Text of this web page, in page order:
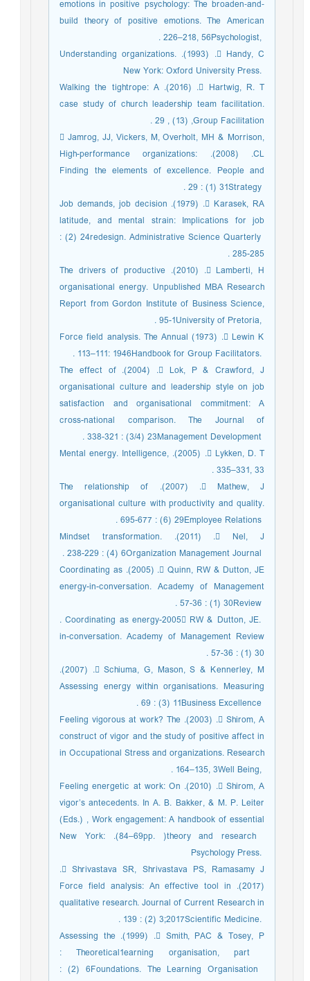
emotions in positive psychology: The ‎broaden‐and‐
build theory of positive emotions. The American
Psychologist, ‎‏56‏‎, ‎‏218‏‎–‎‏226‏‎. ‎
 Handy, C. (‎‏1993‏‎). Understanding organizations.
New York: Oxford University Press. ‎
 Hartwig, R. T. (‎‏2016‏‎). Walking the tightrope: A
case study of church leadership team ‎facilitation.
Group Facilitation, (‎‏13‏‎) , ‎‏29‏‎. ‎
 Jamrog, JJ, Vickers, M, Overholt, MH & Morrison,
CL. (‎‏2008‏‎). High-performance ‎organizations:
Finding the elements of excellence. People and
Strategy ‎‏31‏‎ (‎‏1‏‎) : ‎‏29‏‎. ‎
 Karasek, RA. (‎‏1979‏‎). Job demands, job decision
latitude, and mental strain: Implications ‎for job
redesign. Administrative Science Quarterly ‎‏24‏‎ (‎‏2‏‎) :
 Lamberti, H. (‎‏2010‏‎). The drivers of productive
organisational energy. Unpublished MBA ‎Research
Report from Gordon Institute of Business Science,
University of Pretoria, ‎‏1‏‎-‎‏95‏‎. ‎
 Lewin K. (‎‏1973‏‎) Force field analysis. The Annual
Handbook for Group Facilitators. ‎‏1946‏‎: ‎‏111‏‎–‎‏113‏‎. ‎
 Lok, P & Crawford, J. (‎‏2004‏‎). The effect of
organisational culture and leadership style on ‎job
satisfaction and organisational commitment: A
cross-national comparison. The ‎Journal of
Management Development ‎‏23‏‎ (‎‏3/4‏‎) : ‎‏321‏‎-‎‏338‏‎. ‎
 Lykken, D. T. (‎‏2005‏‎). Mental energy. Intelligence,
 Mathew, J. (‎‏2007‏‎). The relationship of
organisational culture with productivity and ‎quality.
Employee Relations ‎‏29‏‎ (‎‏6‏‎) : ‎‏677‏‎-‎‏695‏‎. ‎
 Nel, J. (‎‏2011‏‎). Mindset transformation.
Organization Management Journal ‎‏6‏‎ (‎‏4‏‎) : ‎‏229‏‎-‎‏238‏‎. ‎
 Quinn, RW & Dutton, JE. (‎‏2005‏‎). Coordinating as
energy-in-conversation. Academy of ‎Management
Review ‎‏30‏‎ (‎‏1‏‎) : ‎‏36‏‎-‎‏57‏‎. ‎
 RW & Dutton, JE. ‎‏2005‏‎. Coordinating as energy-
in-conversation. Academy of ‎Management Review
 Schiuma, G, Mason, S & Kennerley, M. (‎‏2007‏‎).
Assessing energy within organisations. ‎Measuring
Business Excellence ‎‏11‏‎ (‎‏3‏‎) : ‎‏69‏‎. ‎
 Shirom, A. (‎‏2003‏‎). Feeling vigorous at work? The
construct of vigor and the study of ‎positive affect in
organizations. Research‏ ‏in Occupational Stress and
Well Being, ‎‏3‏‎, ‎‏135‏‎–‎‏164‏‎. ‎
 Shirom, A. (‎‏2010‏‎). Feeling energetic at work: On
vigor’s antecedents. In A. B. Bakker, ‎& M. P. Leiter
(Eds.) , Work engagement: A handbook of essential
theory and research ‎‎(pp. ‎‏69‏‎–‎‏84‏‎). New York:
Psychology Press. ‎
 Shrivastava SR, Shrivastava PS, Ramasamy J.
(‎‏2017‏‎). Force field analysis: An effective ‎tool in
qualitative research. Journal of Current Research in
Scientific Medicine. ‎‏2017‏‎;‎‏3‏‎ ‎‎(‎‏2‏‎) : ‎‏139‏‎. ‎
 Smith, PAC & Tosey, P. (‎‏1999‏‎). Assessing the
earning organisation, part ‎‏1‏‎: Theoretical
‎Foundations. The Learning Organisation ‎‏6‏‎ (‎‏2‏‎) :